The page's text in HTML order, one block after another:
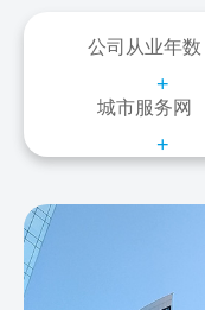
公司从业年数
+
城市服务网
+